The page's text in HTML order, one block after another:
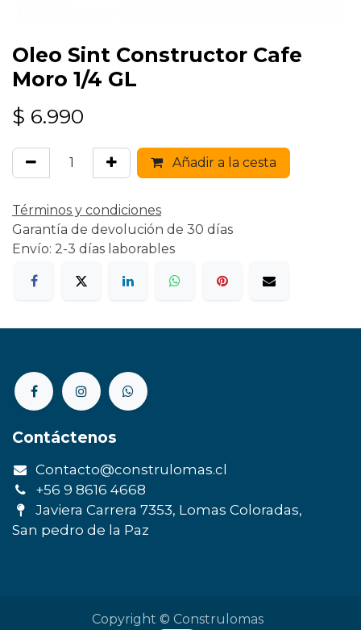
Oleo Sint Constructor Cafe
Moro 1/4 GL
$ 6.990
Añadir a la cesta
Términos y condiciones
Garantía de devolución de 30 días
Envío: 2-3 días laborables
Contáctenos
Contacto@construlomas.cl
+56 9 8616 4668
Javiera Carrera 7353, Lomas Coloradas,
San pedro de la Paz
Copyright © Construlomas